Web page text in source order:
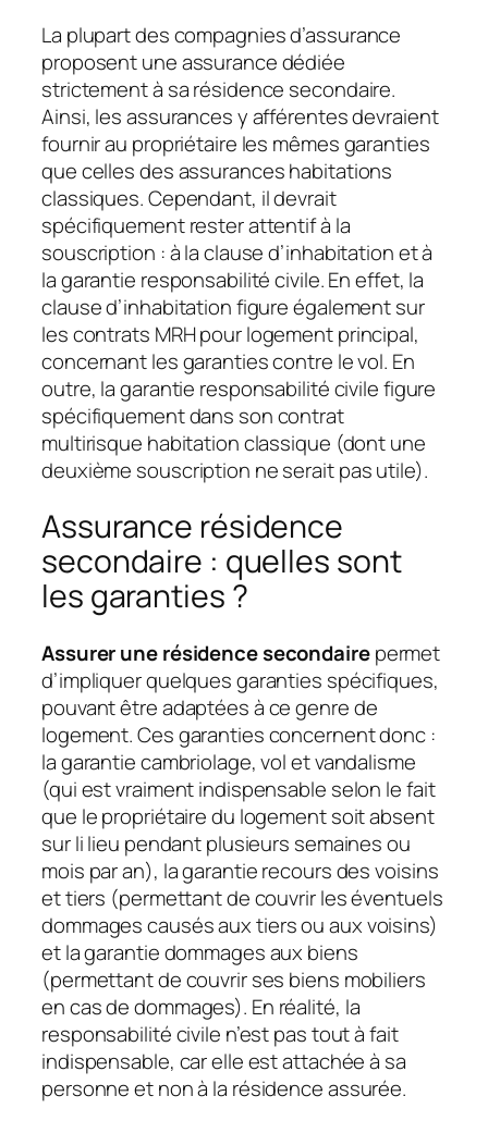
La plupart des compagnies d’assurance
proposent une assurance dédiée
strictement à sa résidence secondaire.
Ainsi, les assurances y afférentes devraient
fournir au propriétaire les mêmes garanties
que celles des assurances habitations
classiques. Cependant, il devrait
spécifiquement rester attentif à la
souscription : à la clause d’inhabitation et à
la garantie responsabilité civile. En effet, la
clause d’inhabitation figure également sur
les contrats MRH pour logement principal,
concernant les garanties contre le vol. En
outre, la garantie responsabilité civile figure
spécifiquement dans son contrat
multirisque habitation classique (dont une
deuxième souscription ne serait pas utile).
Assurance résidence
secondaire : quelles sont
les garanties ?
Assurer une résidence secondairepermet
d’impliquer quelques garanties spécifiques,
pouvant être adaptées à ce genre de
logement. Ces garanties concernent donc :
la garantie cambriolage, vol et vandalisme
(qui est vraiment indispensable selon le fait
que le propriétaire du logement soit absent
sur li lieu pendant plusieurs semaines ou
mois par an), la garantie recours des voisins
et tiers (permettant de couvrir les éventuels
dommages causés aux tiers ou aux voisins)
et la garantie dommages aux biens
(permettant de couvrir ses biens mobiliers
en cas de dommages). En réalité, la
responsabilité civile n’est pas tout à fait
indispensable, car elle est attachée à sa
personne et non à la résidence assurée.